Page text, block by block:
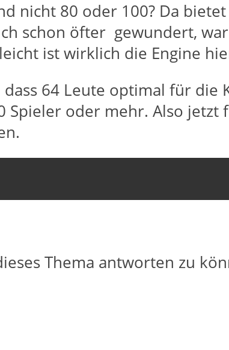
nicht 80 oder 100? Da
schon öfter gewundert,
ist wirklich die Engine
64 Leute optimal für die
oder mehr. Also jetzt
Thema antworten zu